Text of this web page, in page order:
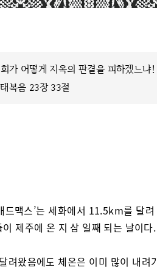
가 어떻게 지옥의 판결을 피하겠느냐!
복음 23장 33절
드맥스’는 세화에서 11.5km를 달
제주에 온 지 삼 일째 되는 날이다.
려왔음에도 체온은 이미 많이 내려